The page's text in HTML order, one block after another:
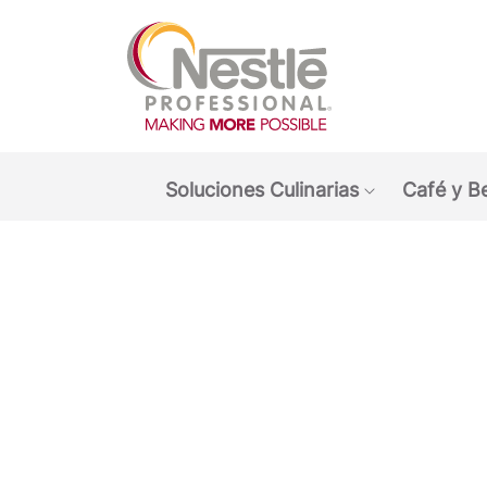
Soluciones Culinarias
Show
Café y